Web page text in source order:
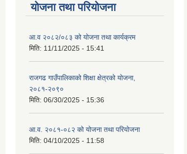
योजना तथा परियोजना
आ.व २०८२/०८३ को योजना तथा कार्यक्रम
मिति: 11/11/2025 - 15:41
राजगढ गाउँपालिकाको शिक्षा क्षेत्रको योजना,
२०८१-२०९०
मिति: 06/30/2025 - 15:36
आ.व. २०८१-०८२ को योजना तथा परियोजना
मिति: 04/10/2025 - 11:58